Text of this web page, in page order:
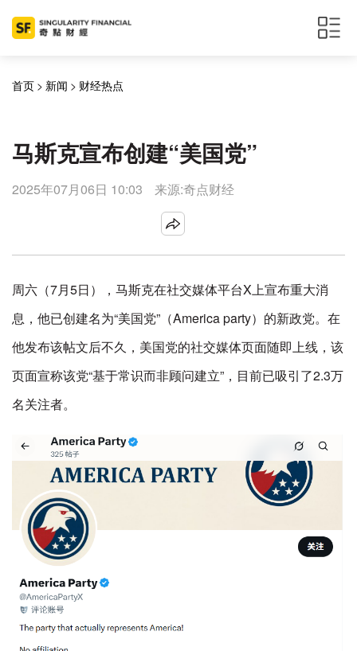
首页 > 新闻 > 财经热点
马斯克宣布创建“美国党”
2025年07月06日 10:03 来源:奇点财经
周六（7月5日），马斯克在社交媒体平台X上宣布重大消
息，他已创建名为“美国党”（America party）的新政党。在
他发布该帖文后不久，美国党的社交媒体页面随即上线，该
页面宣称该党“基于常识而非顾问建立”，目前已吸引了2.3万
名关注者。